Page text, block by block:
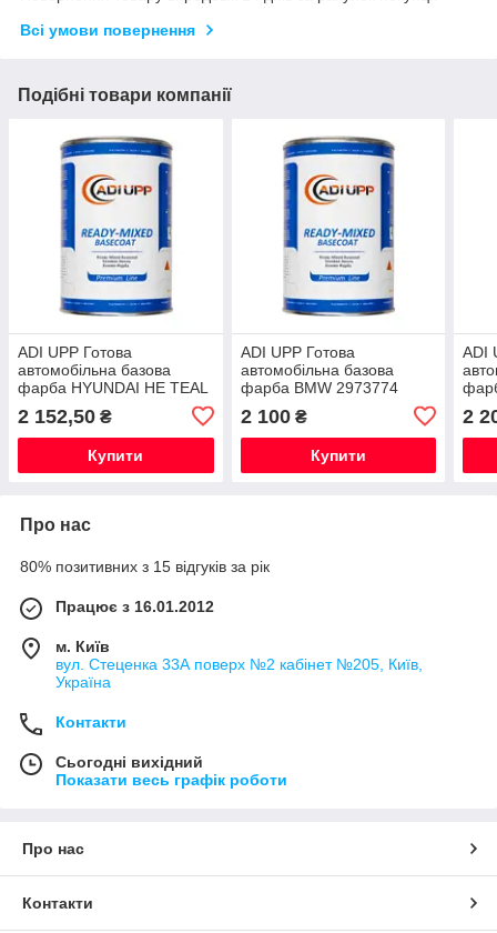
Всі умови повернення
Подібні товари компанії
ADI UPP Готова
автомобільна базова
фарба HYUNDAI HE TEAL
2 152,50 ₴
Купити
ADI UPP Готова
автомобільна базова
фарба BMW 2973774
YORK BLUE MET. (0,8л)
ITALY
2 100₴
Купити
ADI
2
Про нас
80% позитивних з 15 відгуків за рік
Працює з 16.01.2012
м. Київ
вул. Стеценка 33А поверх №2 кабінет №205, Київ,
Україна
Контакти
Сьогодні вихідний
Показати весь графік роботи
Про нас
Контакти